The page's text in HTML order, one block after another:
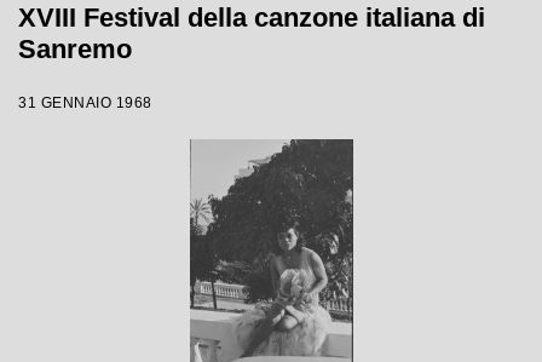
XVIII Festival della canzone italiana di
Sanremo
31 GENNAIO 1968